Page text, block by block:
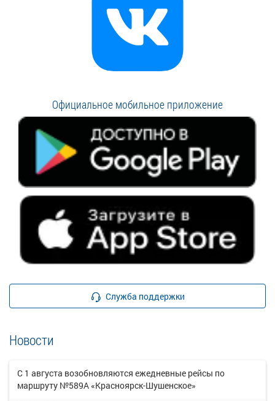
Официальное мобильное приложение
Служба поддержки
Новости
С 1 августа возобновляются ежедневные рейсы по
маршруту №589А «Красноярск-Шушенское»